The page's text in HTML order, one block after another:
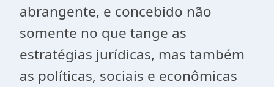
abrangente, e concebido não
somente no que tange as
estratégias jurídicas, mas também
as políticas, sociais e econômicas